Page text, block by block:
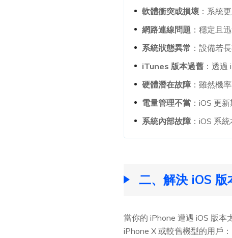
軟體衝突或損壞 ：系統
網路連線問題 ：穩定且
系統狀態異常 ：設備若
iTunes 版本過舊 ：透
硬體潛在故障 ：雖然機
電量管理不當 ：iOS 更
系統內部故障 ：iOS 系
二、解決 iOS 版
當你的 iPhone 遭遇 iOS 版
iPhone X 或較舊機型的用戶：